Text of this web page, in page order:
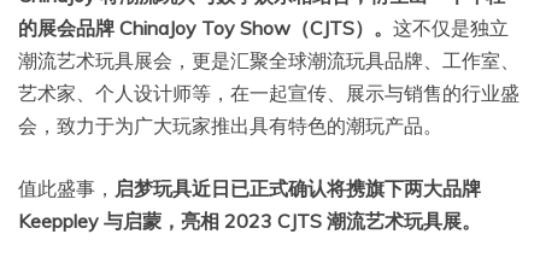
的展会品牌 ChinaJoy Toy Show（CJTS）。 这不仅是独立
潮流艺术玩具展会，更是汇聚全球潮流玩具品牌、工作室、
艺术家、个人设计师等，在一起宣传、展示与销售的行业盛
会，致力于为广大玩家推出具有特色的潮玩产品。
值此盛事， 启梦玩具近日已正式确认将携旗下两大品牌
Keeppley 与启蒙，亮相 2023 CJTS 潮流艺术玩具展。